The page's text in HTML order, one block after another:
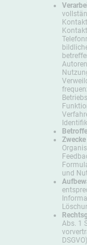
und
Abs. 1
DSGVO).